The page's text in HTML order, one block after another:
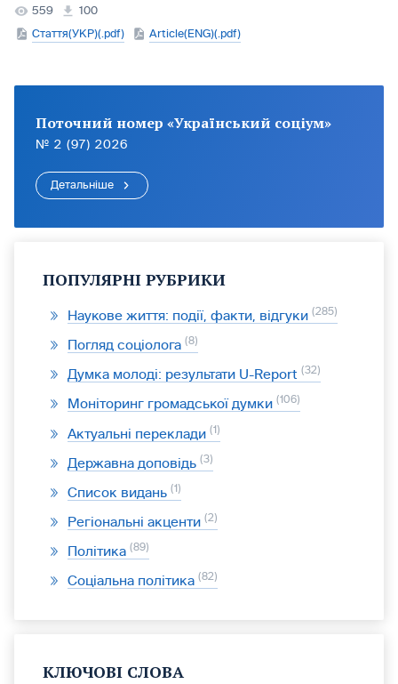
559
100
Стаття(УКР)(.pdf)
Article(ENG)(.pdf)
Поточний номер «Український соціум»
№ 2 (97) 2026
Детальніше
ПОПУЛЯРНІ РУБРИКИ
Наукове життя: події, факти, відгуки 285
Погляд соціолога 8
Думка молоді: результати U-Report 32
Моніторинг громадської думки 106
Актуальні переклади 1
Державна доповідь 3
Список видань 1
Регіональні акценти 2
Політика 89
Соціальна політика 82
КЛЮЧОВІ СЛОВА